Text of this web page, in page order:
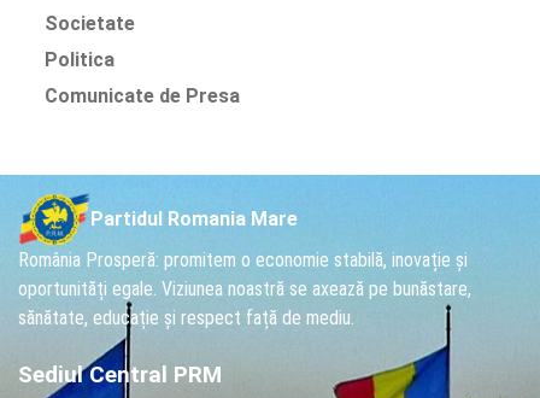
Societate
Politica
Comunicate de Presa
Partidul Romania Mare
România Prosperă: promitem o economie stabilă, inovație și
oportunități egale. Viziunea noastră se axează pe bunăstare,
sănătate, educație și respect față de mediu.
Sediul Central PRM